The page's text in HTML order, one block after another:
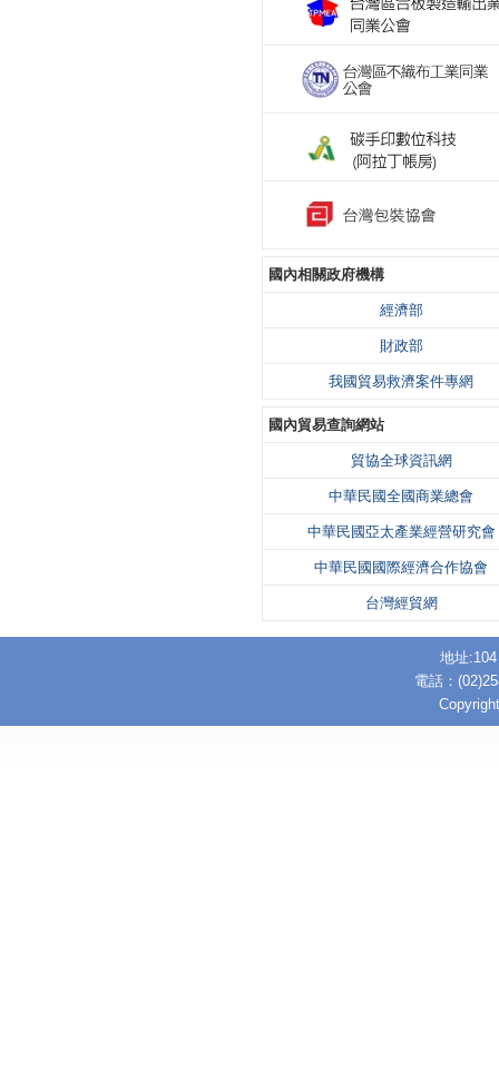
國內相關政府機構
經濟部
財政部
我國貿易救濟案件專網
國內貿易查詢網站
貿協全球資訊網
中華民國全國商業總會
中華民國亞太產業經營研究會
中華民國國際經濟合作協會
台灣經貿網
地址
電話：